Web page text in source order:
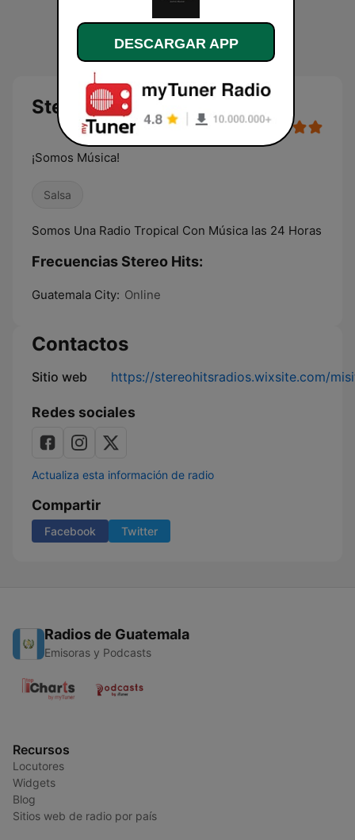
Stereo Hits en línea
¡Somos Música!
Salsa
Somos Una Radio Tropical Con Música las 24 Horas
Frecuencias Stereo Hits:
Guatemala City: Online
Contactos
Sitio web https://stereohitsradios.wixsite.com/
Redes sociales
Actualiza esta información de radio
Compartir
Facebook Twitter
Radios de Guatemala
Emisoras y Podcasts
Recursos
Locutores
Widgets
Blog
Sitios web de radio por país
DESCARGAR APP